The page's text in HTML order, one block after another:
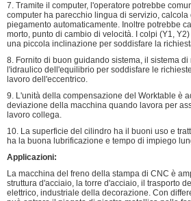
7. Tramite il computer, l'operatore potrebbe
computer ha parecchio lingua di servizio, calcola
piegamento automaticamente. Inoltre potrebbe
morto, punto di cambio di velocità. I colpi (Y1,
una piccola inclinazione per soddisfare la
8. Fornito di buon guidando sistema, il sistema
l'idraulico dell'equilibrio per soddisfare le
lavoro dell'eccentrico.
9. L'unità della compensazione del Worktable è
deviazione della macchina quando lavora per
lavoro collega.
10. La superficie del cilindro ha il buoni uso e
ha la buona lubrificazione e tempo di impiego
Applicazioni:
La macchina del freno della stampa di CNC è
struttura d'acciaio, la torre d'acciaio, il trasporto
elettrico, industriale della decorazione. Con